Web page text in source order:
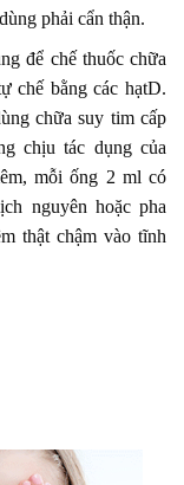
phải cẩn thận.
để chế thuốc chữa
chế bằng các hạtD.
chữa suy tim cấp
chịu tác dụng của
mỗi ống 2 ml có
nguyên hoặc pha
thật chậm vào tĩnh